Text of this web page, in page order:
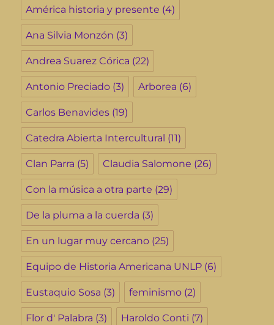
América historia y presente (4)
Ana Silvia Monzón (3)
Andrea Suarez Córica (22)
Antonio Preciado (3) Arborea (6)
Carlos Benavides (19)
Catedra Abierta Intercultural (11)
Clan Parra (5) Claudia Salomone (26)
Con la música a otra parte (29)
De la pluma a la cuerda (3)
En un lugar muy cercano (25)
Equipo de Historia Americana UNLP (6)
Eustaquio Sosa (3) feminismo (2)
Flor d' Palabra (3) Haroldo Conti (7)